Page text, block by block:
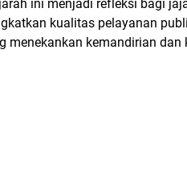
ini menjadi refleksi bagi
kualitas pelayanan
menekankan kemandirian dan